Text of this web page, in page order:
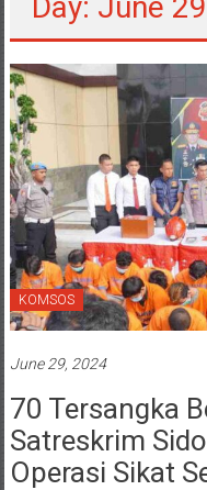
Day: June
KOMSOS
June 29, 2024
70 Tersangka
Satreskrim
Operasi Sikat